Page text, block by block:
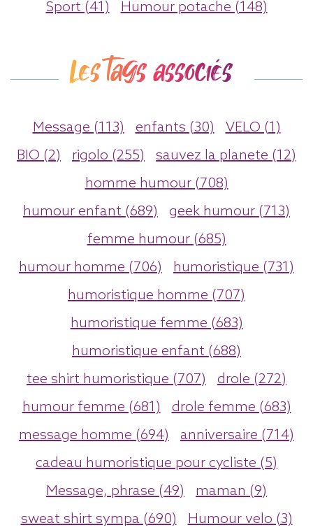
Sport (41)
Humour potache (148)
Les tags associés
Message (113) enfants (30)
VELO (1)
BIO (2)
rigolo (255)
sauvez la planete (12)
homme humour (708)
humour enfant (689)
geek humour (713)
femme humour (685)
humour homme (706)
humoristique (731)
humoristique homme (707)
humoristique femme (683)
humoristique enfant (688)
tee shirt humoristique (707)
drole (272)
humour femme (681)
drole femme (683)
message homme (694)
anniversaire (714)
cadeau humoristique pour cycliste (5)
Message, phrase (49)
maman (9)
sweat shirt sympa (690)
Humour velo (3)